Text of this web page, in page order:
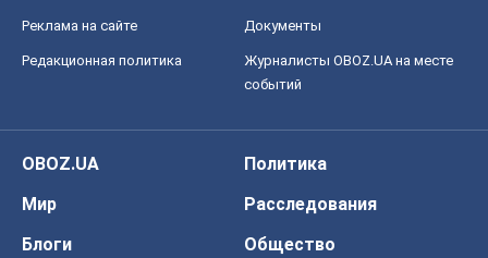
Реклама на сайте Документы
Редакционная политика
Журналисты OBOZ.UA на месте
событий
OBOZ.UA
Политика
Мир
Расследования
Блоги
Общество